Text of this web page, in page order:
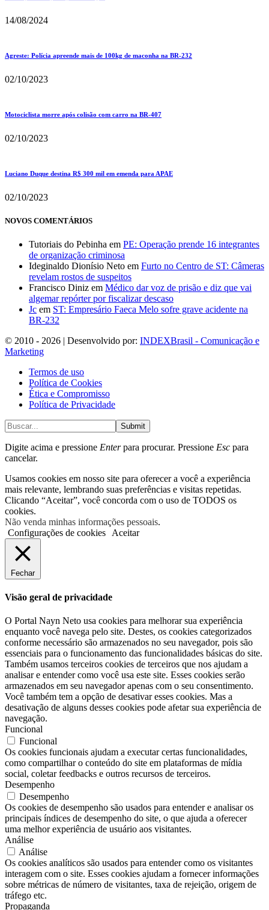
14/08/2024
Agreste: Polícia apreende mais de 100kg de maconha na BR-232
02/10/2023
Motociclista morre após colisão com carro na BR-407
02/10/2023
Luciano Duque destina R$ 300 mil em emenda para APAE
02/10/2023
NOVOS COMENTÁRIOS
Tutoriais do Pebinha em PE: Operação prende 16 integrantes
de organização criminosa
Ideginaldo Dionísio Neto em Furto no Centro de ST: Câmeras
revelam rostos de suspeitos
Francisco Diniz em Médico dar voz de prisão e diz que vai
algemar repórter por fiscalizar descaso
Jc em ST: Empresário Faeca Melo sofre grave acidente na
BR-232
© 2010 - 2026 | Desenvolvido por: INDEXBrasil - Comunicação e
Marketing
Termos de uso
Política de Cookies
Ética e Compromisso
Política de Privacidade
Submit
Digite acima e pressione Enterpara procurar. Pressione Esc para
cancelar.
Usamos cookies em nosso site para oferecer a você a experiência
mais relevante, lembrando suas preferências e visitas repetidas.
Clicando “Aceitar”, você concorda com o uso de TODOS os
cookies.
Não venda minhas informações pessoais.
Configurações de cookies
Aceitar
Fechar
Visão geral de privacidade
O Portal Nayn Neto usa cookies para melhorar sua experiência
enquanto você navega pelo site. Destes, os cookies categorizados
conforme necessário são armazenados no seu navegador, pois são
essenciais para o funcionamento das funcionalidades básicas do site.
Também usamos terceiros cookies de terceiros que nos ajudam a
analisar e entender como você usa este site. Esses cookies serão
armazenados em seu navegador apenas com o seu consentimento.
Você também tem a opção de desativar esses cookies. Mas a
desativação de alguns desses cookies pode afetar sua experiência de
navegação.
Funcional
Funcional
Os cookies funcionais ajudam a executar certas funcionalidades,
como compartilhar o conteúdo do site em plataformas de mídia
social, coletar feedbacks e outros recursos de terceiros.
Desempenho
Desempenho
Os cookies de desempenho são usados ​​para entender e analisar os
principais índices de desempenho do site, o que ajuda a oferecer
uma melhor experiência de usuário aos visitantes.
Análise
Análise
Os cookies analíticos são usados ​​para entender como os visitantes
interagem com o site. Esses cookies ajudam a fornecer informações
sobre métricas de número de visitantes, taxa de rejeição, origem de
tráfego etc.
Propaganda